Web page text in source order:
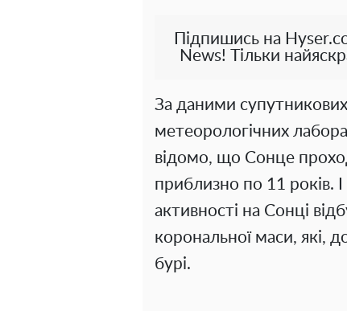
Підпишись на
News! Тільки
За даними
метеорологічних
відомо, що Сонце
приблизно по 11 років.
активності на Сонці
корональної маси, які,
бурі.